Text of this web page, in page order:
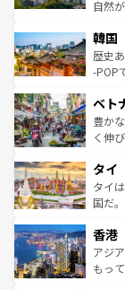
ク、
ワイを、
はコ
ど、
いる
ビン
い。
参照
自然
ン）
と山
驚き
容に
照し
韓国
歴史
-POP
き、
でき
まで
リテ
覧を
ベト
豊か
く伸
急速
ーチ
醸し
とつ
ひ現
が旅
タイ
タイ
国だ
の活
帯で
いビ
香港
アジ
もっ